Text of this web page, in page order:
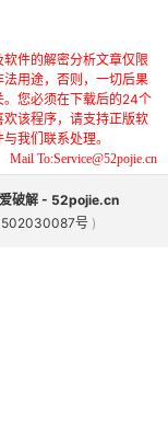
件的解密分析文章仅限
用途，否则，一切后果
您必须在下载后的24个
该程序，请支持正版软
我们联系处理。
Mail To:Service@52pojie.cn
破解 - 52pojie.cn
号 )